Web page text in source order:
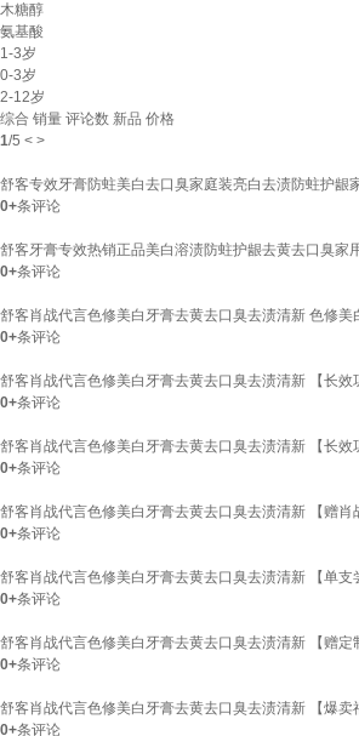
木糖醇
氨基酸
1-3岁
0-3岁
2-12岁
综合 销量 评论数 新品 价格
1/5 < >
舒客专效牙膏防蛀美白去口臭家庭装亮白去渍防蛀护
0+条评论
舒客牙膏专效热销正品美白溶渍防蛀护龈去黄去口臭家
0+条评论
舒客肖战代言色修美白牙膏去黄去口臭去渍清新 色修
0+条评论
舒客肖战代言色修美白牙膏去黄去口臭去渍清新 【长
0+条评论
舒客肖战代言色修美白牙膏去黄去口臭去渍清新 【长
0+条评论
舒客肖战代言色修美白牙膏去黄去口臭去渍清新 【赠
0+条评论
舒客肖战代言色修美白牙膏去黄去口臭去渍清新 【单
0+条评论
舒客肖战代言色修美白牙膏去黄去口臭去渍清新 【赠
0+条评论
舒客肖战代言色修美白牙膏去黄去口臭去渍清新 【爆
0+条评论